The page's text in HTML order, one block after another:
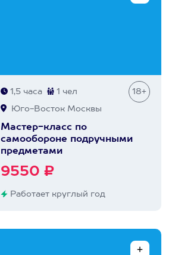
1,5 часа 1 чел 18+
Юго-Восток Москвы
Мастер-класс по
самообороне подручными
предметами
9550 ₽
Работает круглый год